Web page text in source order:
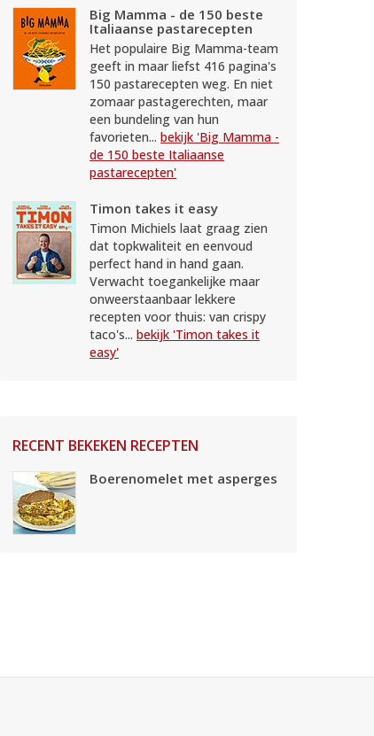
Big Mamma - de 150 beste
Italiaanse pastarecepten
Het populaire Big Mamma-team
geeft in maar liefst 416 pagina's
150 pastarecepten weg. En niet
zomaar pastagerechten, maar
een bundeling van hun
favorieten... bekijk 'Big Mamma -
de 150 beste Italiaanse
pastarecepten'
Timon takes it easy
Timon Michiels laat graag zien
dat topkwaliteit en eenvoud
perfect hand in hand gaan.
Verwacht toegankelijke maar
onweerstaanbaar lekkere
recepten voor thuis: van crispy
taco's... bekijk 'Timon takes it
easy'
RECENT BEKEKEN RECEPTEN
Boerenomelet met asperges